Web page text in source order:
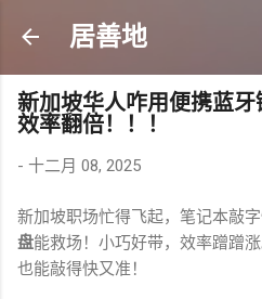
居善地
新加坡华人咋用便携蓝
效率翻倍！！！
- 十二月 08, 2025
新加坡职场忙得飞起，笔记本敲字
盘能救场！小巧好带，效率蹭蹭
也能敲得快又准！